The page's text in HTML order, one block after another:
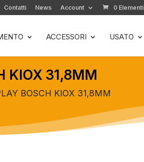
Contatti News Account 0 Elementi
ACCESSORI USATO
KIOX 31,8MM
BOSCH KIOX 31,8MM